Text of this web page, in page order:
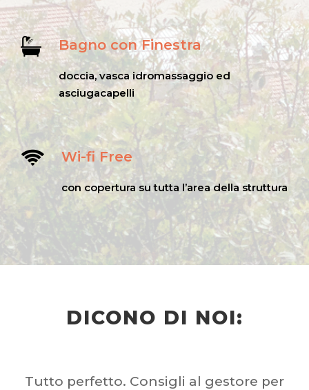
Bagno con Finestra
doccia, vasca idromassaggio ed
asciugacapelli
Wi-fi Free
con copertura su tutta l’area della struttura
DICONO DI NOI:
Consigli al gestore per